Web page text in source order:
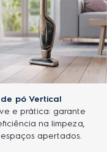
pó Vertical
e prática: garante
na limpeza,
espaços apertados.